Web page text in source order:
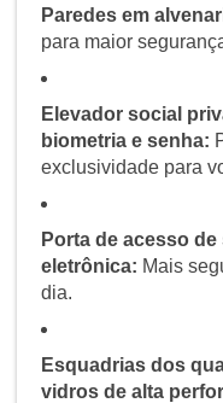
Paredes em
para maior
Elevador social
biometria e senha:
exclusividade para
Porta de acesso
eletrônica: Mais
dia.
Esquadrias dos
vidros de alta